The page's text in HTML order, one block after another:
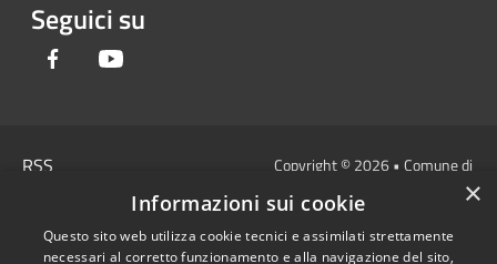
Seguici su
Facebook
RSS
Cookie
Copyright © 2026 • Comune di
Melzo - Città Metropolitana di
Milano • Powered by
Municipium•Accesso
×
Informazioni sui cookie
Questo sito web utilizza cookie tecnici e assimilati strettamente
necessari al corretto funzionamento e alla navigazione del sito,